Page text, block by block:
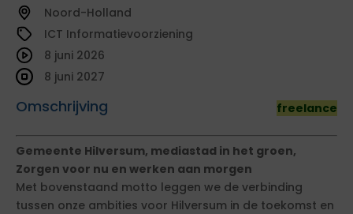
Noord-Holland
ICT Informatievoorziening
Omschrijving freelance
8 juni 2026
8 juni 2027
Gemeente Hilversum, mediastad in het groen,
Zorgen voor nu en werken aan morgen
Met bovenstaand motto leggen we de verbinding
tussen onze ambities voor Hilversum in de toekomst en